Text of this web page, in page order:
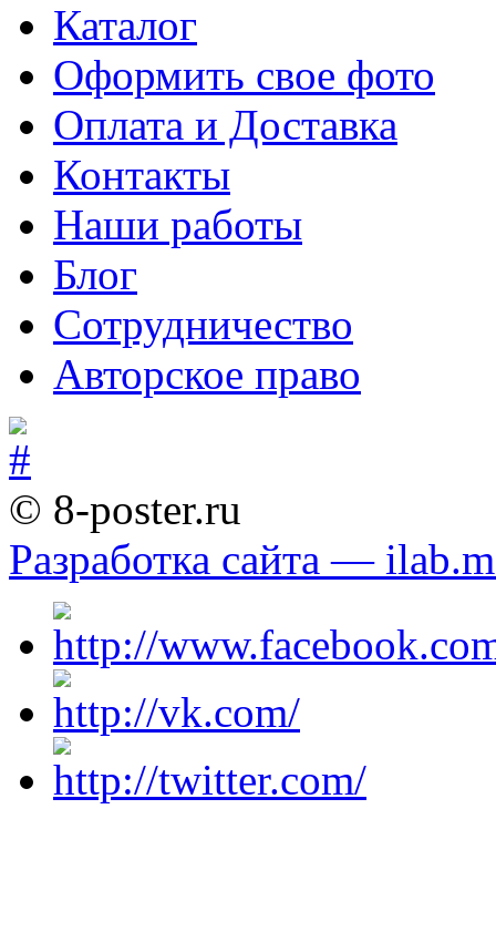
Каталог
Оформить свое фото
Оплата и Доставка
Контакты
Наши работы
Блог
Сотрудничество
Авторское право
© 8-poster.ru
Разработка сайта —